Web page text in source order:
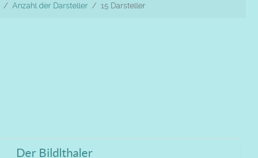
Anzahl der Darsteller 15 Darsteller
Der Bildlthaler